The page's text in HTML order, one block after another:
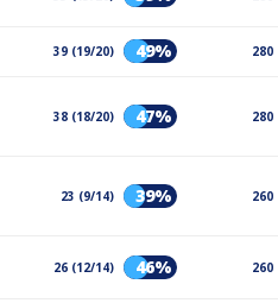
39 (19/20) 49% 280
38 (18/20) 47% 280
23 (9/14) 39% 260
26 (12/14) 46% 260